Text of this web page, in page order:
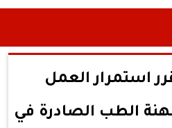
استمرار العمل
الطب الصادرة في